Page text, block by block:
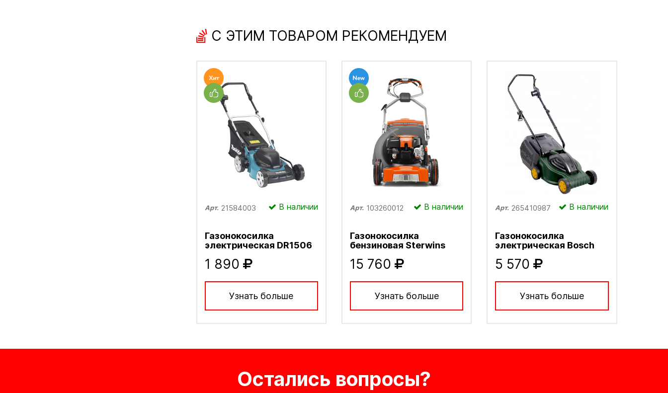
С ЭТИМ ТОВАРОМ РЕКОМЕНДУЕМ
Арт. 21584003 В наличии
Газонокосилка
электрическая DR1506
1 890
Узнать больше
Арт. 103260012 В наличии
Газонокосилка
бензиновая Sterwins
15 760
Узнать больше
Арт. 265410987 В наличии
Газонокосилка
электрическая Bosch
5 570
Узнать больше
Остались вопросы?